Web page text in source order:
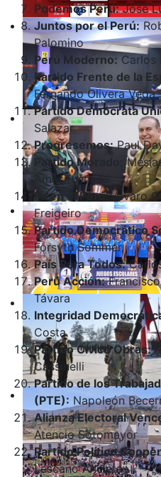
Podemos Perú:José
Juntos por el Perú:
Palomino
Perú Moderno:Carlos
Partido Frente de la
Fernando Olivera Vega
Partido Demócrata
Salazar
Progresemos:Paul
Partido Morado:
Amasifuén
Fe en el Perú:Álvaro
Freigeiro
Partido Democrático
Forsyth Sommer
País Para Todos:
Perú Acción:
Távara
Integridad
Costa
Partido Cívico Obras:
Cassinelli
Partido de los
(PTE): Napoleón
Alianza Electoral
Atencio Sotomayor
Partido Político
Lescano Ancieta